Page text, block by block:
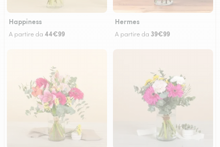
Happiness
A partire da 44€99
Hermes
A partire da 39€99